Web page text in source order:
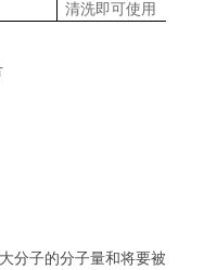
清洗即可使用
分子的分子量和将要被